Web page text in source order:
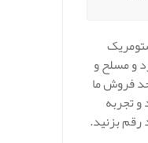
و مسلح و
فروش ما
و تجربه
رقم بزنید.